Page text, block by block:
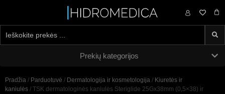
0,00 €
Prekių kategorijos
Pradžia / Parduotuvė / Dermatologija ir kosmetologija / Kiuretės ir
kaniulės / TSK dermatologinės kaniulės Steriglide 25Gx38mm (0,5×38) ir